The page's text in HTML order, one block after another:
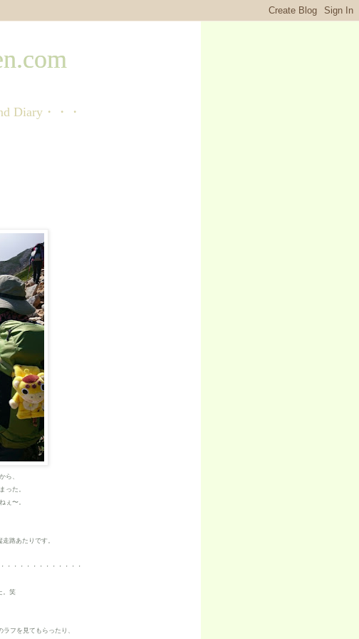
・・・
ら、
った。
ぇ〜。
路あたりです。
・・・・・・・・・・・・
。笑
フを見てもらったり、